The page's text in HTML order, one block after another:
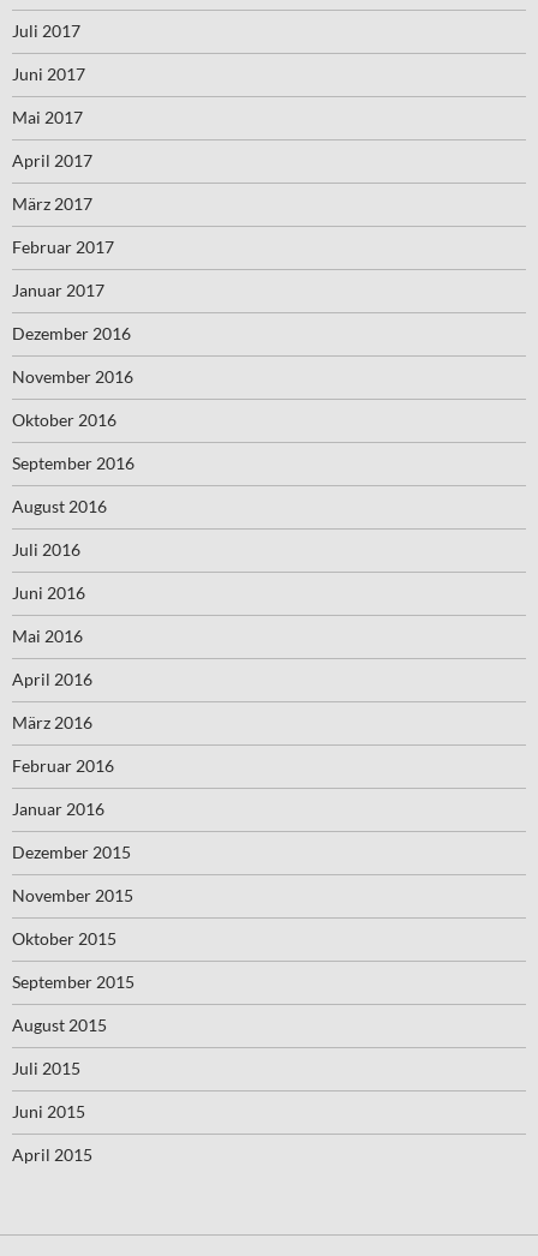
Juli 2017
Juni 2017
Mai 2017
April 2017
März 2017
Februar 2017
Januar 2017
Dezember 2016
November 2016
Oktober 2016
September 2016
August 2016
Juli 2016
Juni 2016
Mai 2016
April 2016
März 2016
Februar 2016
Januar 2016
Dezember 2015
November 2015
Oktober 2015
September 2015
August 2015
Juli 2015
Juni 2015
April 2015